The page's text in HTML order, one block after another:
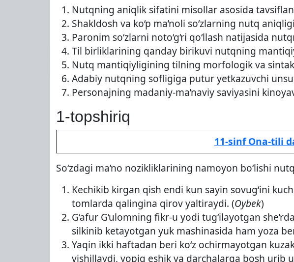
Nutqning aniqlik sifatini misollar asosida
Shakldosh va ko‘p ma’noli so‘zlarning nutq
Paronim so‘zlarni noto‘g‘ri qo‘llash natijasida
Til birliklarining qanday birikuvi nutqning
Nutq mantiqiyligining tilning morfologik va
Adabiy nutqning sofligiga putur yetkazuvchi
Personajning madaniy-ma’naviy saviyasini
1-topshiriq
11-sinf Ona-tili
So‘zdagi ma’no nozikliklarining namoyon bo‘lishi
Kechikib kirgan qish endi kun sayin sovug‘ini
tomlarda qalingina qirov yaltiraydi. (Oybek)
G‘afur G‘ulomning fikr-u yodi tug‘ilayotgan
silkinib ketayotgan yuk mashinasida ham yoza
Yaqin ikki haftadan beri ko‘z ochirmayotgan
vishillaydi, yopiq eshik va darchalarga bosh urib